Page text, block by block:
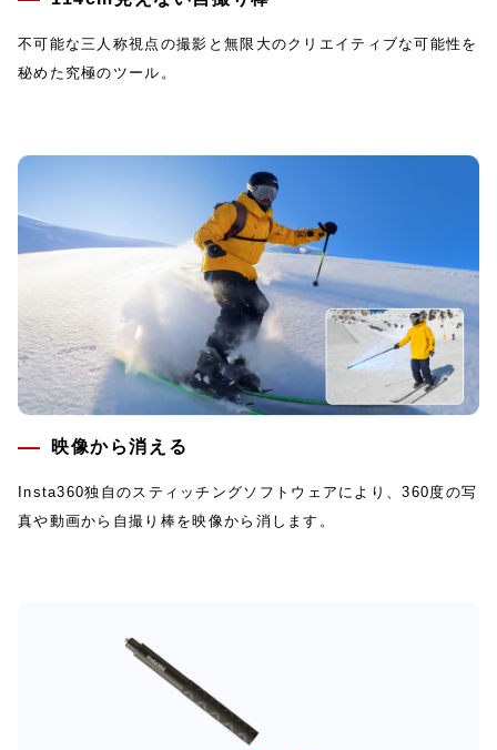
不可能な三人称視点の撮影と無限大のクリエイティブな可能性を
秘めた究極のツール。
映像から消える
Insta360独自のスティッチングソフトウェアにより、360度の写
真や動画から自撮り棒を映像から消します。